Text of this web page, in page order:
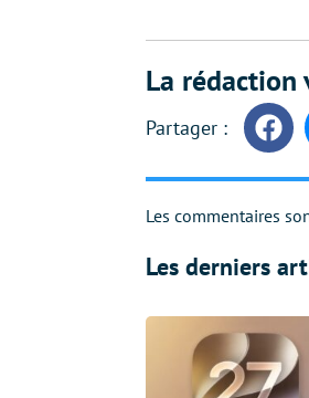
La rédaction
Les commentaires
Les derniers